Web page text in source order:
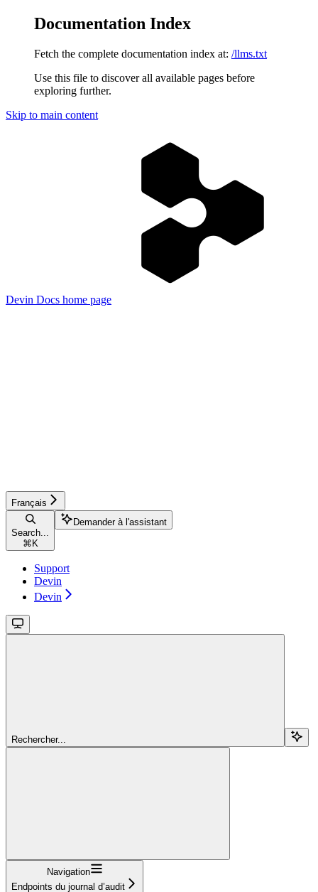
Documentation Index
Fetch the complete documentation index at: /llms.txt
Use this file to discover all available pages before
exploring further.
Skip to main content
Devin Docs home page
Français
Search...
⌘ K
Demander à l'assistant
Support
Devin
Devin
Rechercher...
Navigation
Endpoints du journal d’audit